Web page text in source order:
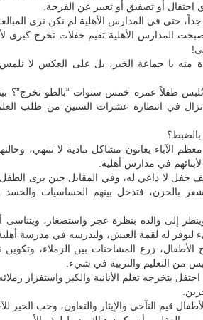
أو تصفيق أو تعبير عن الفرحة.
حتى في المدارس الأهلية لم نكن نرى
المدارس الأهلية تقيم حفلات تخرج كبرى
منه يا جماعة الخير، بل على العكس لا نلمس
طفلاً عمره خمس سنوات “بالطو تخرج”؟
في انتظاره عشرات السنين من طلب
الآباء يعانون مشاكل مادية لا تنتهي،
لأبنائهم في مدارس أهلية.
حفل لا داعي له، وفي المقابل حين يرى
بالحزن، فتدخل بينهم الحساسيات والحسد
إلى والده بنظرة عجز واستصغار، ويتناسى
له لقمة العيش، وليدرسه في مدرسة
زرع المشاحنات بين الزملاء،
من التعليم والتربية في شيء.
احتفل بتخرجه تعلم الأنانية والكبر واستفزاز
قيم التآخي والإيثار والتعاون، وحب الخير